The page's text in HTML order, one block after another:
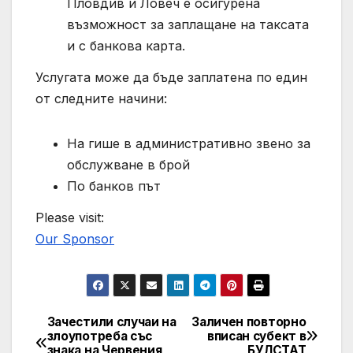
Пловдив и Ловеч е осигурена
възможност за заплащане на таксата
и с банкова карта.
Услугата може да бъде заплатена по един
от следните начини:
На гише в административно звено за
обслужване в брой
По банков път
Please visit:
Our Sponsor
Post
Заличен повторно
вписан субект в
БУЛСТАТ
Зачестили случаи на
злоупотреба със
знака на Червения